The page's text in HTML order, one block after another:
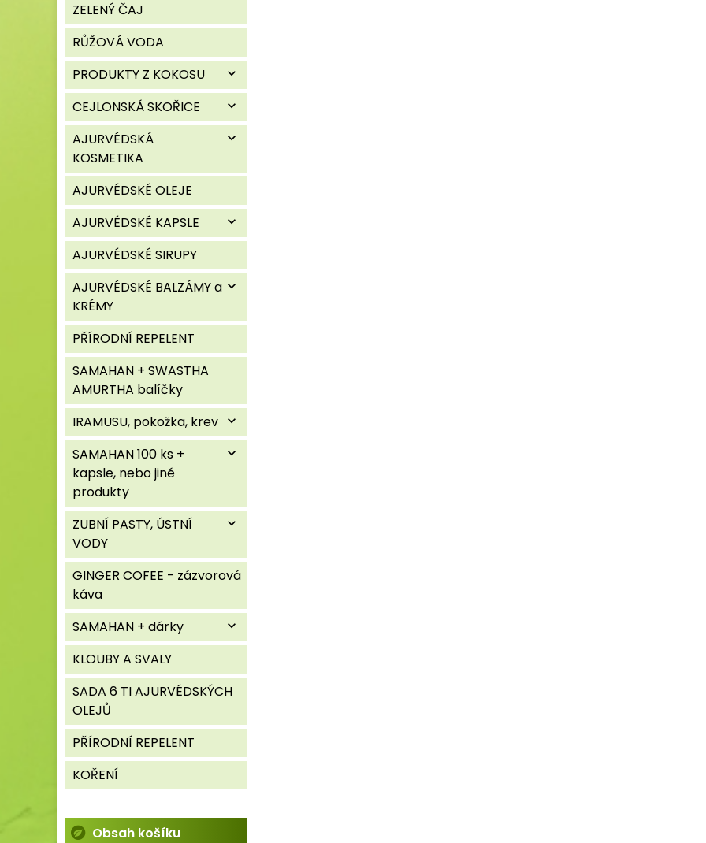
ZELENÝ ČAJ
RŮŽOVÁ VODA
PRODUKTY Z KOKOSU
expand_more
CEJLONSKÁ SKOŘICE expand_more
AJURVÉDSKÁ
KOSMETIKA
expand_more
AJURVÉDSKÉ OLEJE
AJURVÉDSKÉ KAPSLE
expand_more
AJURVÉDSKÉ SIRUPY
AJURVÉDSKÉ BALZÁMY a
KRÉMY
expand_more
PŘÍRODNÍ REPELENT
SAMAHAN + SWASTHA
AMURTHA balíčky
IRAMUSU, pokožka, krev expand_more
SAMAHAN 100 ks +
kapsle, nebo jiné
produkty
expand_more
ZUBNÍ PASTY, ÚSTNÍ
VODY
expand_more
GINGER COFEE - zázvorová
káva
SAMAHAN + dárky
expand_more
KLOUBY A SVALY
SADA 6 TI AJURVÉDSKÝCH
OLEJŮ
PŘÍRODNÍ REPELENT
KOŘENÍ
Obsah košíku